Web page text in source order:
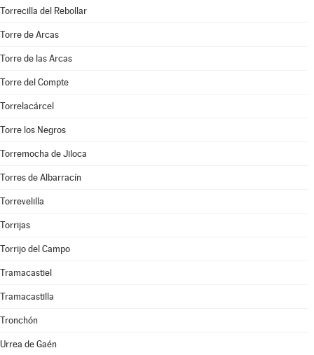
Torrecilla del Rebollar
Torre de Arcas
Torre de las Arcas
Torre del Compte
Torrelacárcel
Torre los Negros
Torremocha de Jiloca
Torres de Albarracín
Torrevelilla
Torrijas
Torrijo del Campo
Tramacastiel
Tramacastilla
Tronchón
Urrea de Gaén